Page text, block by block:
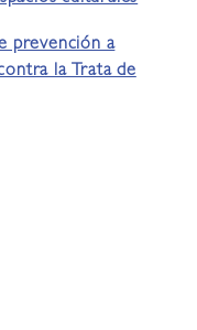
prevención a
la Trata de